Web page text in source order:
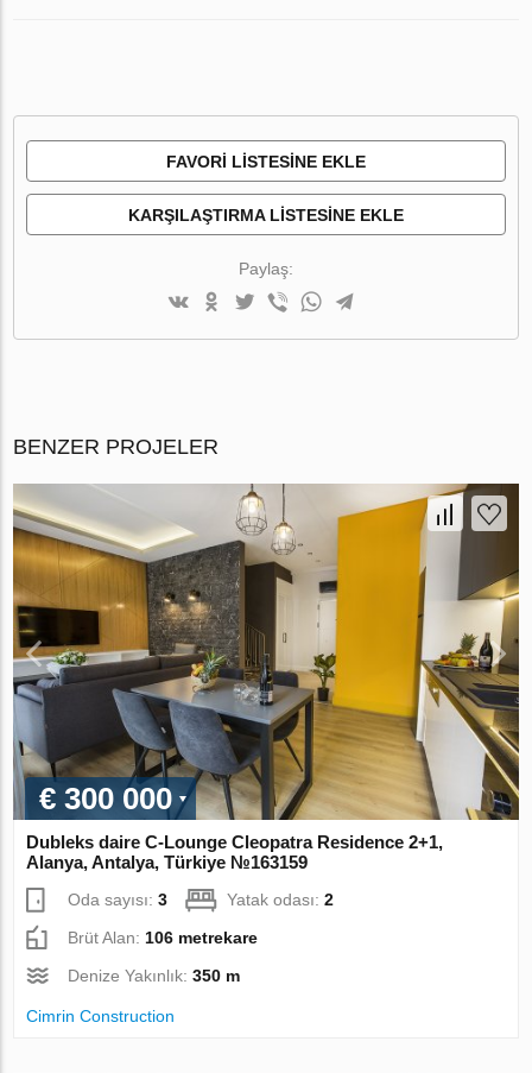
FAVORI LISTESINE EKLE
KARŞILAŞTIRMA LISTESINE EKLE
Paylaş:
BENZER PROJELER
€ 300 000
Dubleks daire C-Lounge Cleopatra Residence 2+1,
Alanya, Antalya, Türkiye №163159
Oda sayısı:3 Yatak odası:2
Brüt Alan:106 metrekare
Denize Yakınlık:350 m
Cimrin Construction